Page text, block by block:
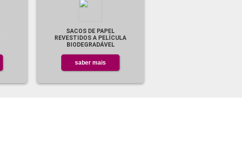
SACOS DE PAPEL
REVESTIDOS A PELÍCULA
BIODEGRADÁVEL
saber mais